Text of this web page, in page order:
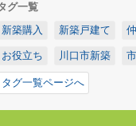
グ一覧
新築購入
新築戸建て
お役立ち 川口市新築
タグ一覧ページへ